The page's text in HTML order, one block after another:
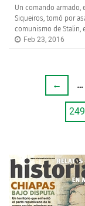
Un comando armado,
Siqueiros, tomó por
comunismo de Stalin,
Feb 23, 2016
← …
249